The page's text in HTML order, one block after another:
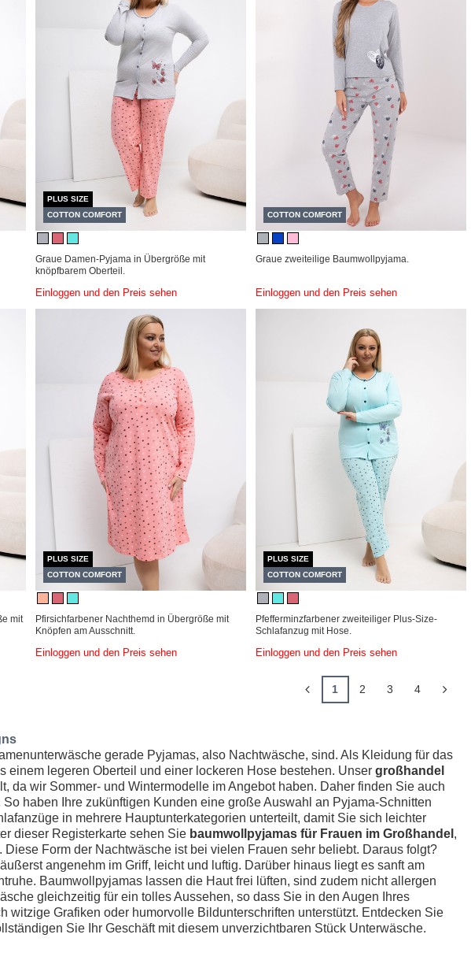
PLUS SIZE
COTTON COMFORT
Graue Damen-Pyjama in Übergröße mit
knöpfbarem Oberteil.
Einloggen und den Preis sehen
COTTON COMFORT
Graue zweiteilige Baumwollpyjama.
Einloggen und den Preis sehen
mit
PLUS SIZE
COTTON COMFORT
Pfirsichfarbener Nachthemd in Übergröße mit
Knöpfen am Ausschnitt.
Einloggen und den Preis sehen
PLUS SIZE
COTTON COMFORT
Pfefferminzfarbener zweiteiliger Plus-Size-
Schlafanzug mit Hose.
Einloggen und den Preis sehen
1 2 3 4
gerade Pyjamas, also Nachtwäsche, sind. Als Kleidung für das
einem legeren Oberteil und einer lockeren Hose bestehen. Unsergroßhandel
da wir Sommer- und Wintermodelle im Angebot haben. Daher finden Sie auch
haben Ihre zukünftigen Kunden eine große Auswahl an Pyjama-Schnitten
in mehrere Hauptunterkategorien unterteilt, damit Sie sich leichter
dieser Registerkarte sehen Sie baumwollpyjamas für Frauen im Großhandel ,
Form der Nachtwäsche ist bei vielen Frauen sehr beliebt. Daraus folgt?
angenehm im Griff, leicht und luftig. Darüber hinaus liegt es sanft am
Baumwollpyjamas lassen die Haut frei lüften, sind zudem nicht allergen
gleichzeitig für ein tolles Aussehen, so dass Sie in den Augen Ihres
Grafiken oder humorvolle Bildunterschriften unterstützt. Entdecken Sie
Sie Ihr Geschäft mit diesem unverzichtbaren Stück Unterwäsche.